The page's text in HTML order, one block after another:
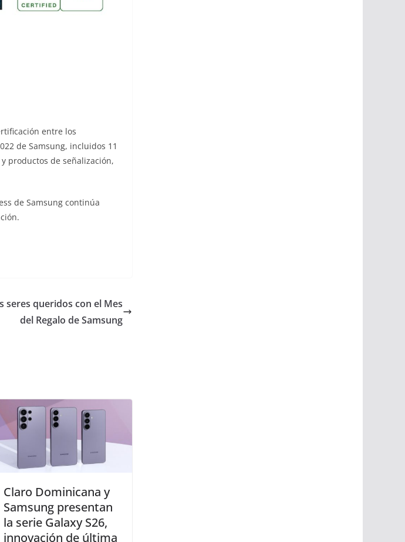
entre los
de Samsung, incluidos 11
productos de señalización,
de Samsung continúa
seres queridos con el Mes
del Regalo de Samsung
Claro Dominicana y
Samsung presentan
la serie Galaxy S26,
innovación de última